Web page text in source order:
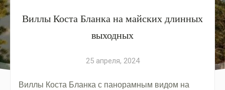
Виллы Коста Бланка на майских длинных
выходных
25 апреля, 2024
Виллы Коста Бланка с панорамным видом на